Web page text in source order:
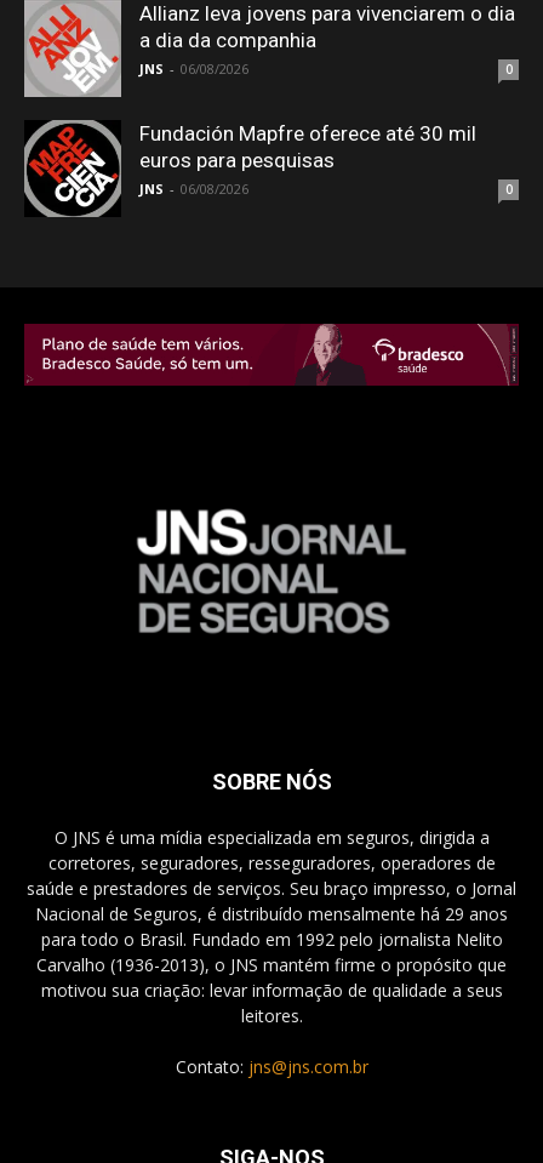
Allianz leva jovens para vivenciarem o dia
a dia da companhia
JNS - 06/08/2026 0
Fundación Mapfre oferece até 30 mil
euros para pesquisas
JNS - 06/08/2026 0
SOBRE NÓS
O JNS é uma mídia especializada em seguros, dirigida a
corretores, seguradores, resseguradores, operadores de
saúde e prestadores de serviços. Seu braço impresso, o Jornal
Nacional de Seguros, é distribuído mensalmente há 29 anos
para todo o Brasil. Fundado em 1992 pelo jornalista Nelito
Carvalho (1936-2013), o JNS mantém firme o propósito que
motivou sua criação: levar informação de qualidade a seus
leitores.
Contato: jns@jns.com.br
SIGA-NOS